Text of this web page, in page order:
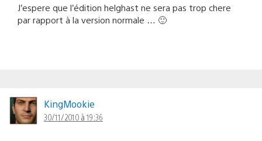
J’espere que l’édition helghast ne sera pas trop chere
par rapport à la version normale … 🙂
KingMookie
30/11/2010 à 19:36